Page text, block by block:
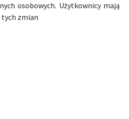
osobowych. Użytkownicy mają
zmian